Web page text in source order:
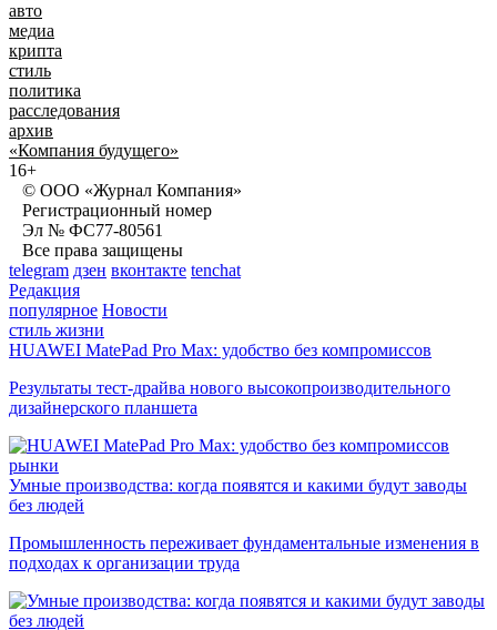
авто
медиа
крипта
стиль
политика
расследования
архив
«Компания будущего»
16+
© ООО «Журнал Компания»
Регистрационный номер
Эл № ФС77-80561
Все права защищены
telegram дзен вконтакте tenchat
Редакция
популярное Новости
стиль жизни
HUAWEI MatePad Pro Max: удобство без компромиссов
Результаты тест-драйва нового высокопроизводительного
дизайнерского планшета
рынки
Умные производства: когда появятся и какими будут заводы
без людей
Промышленность переживает фундаментальные изменения в
подходах к организации труда